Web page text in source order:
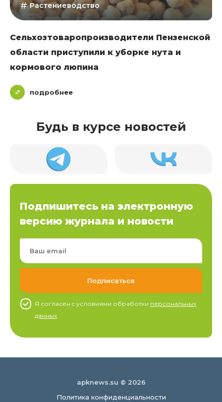
Растениеводство
Сельхозтоваропроизводители Пензенской
области приступили к уборке нута и
кормового люпина
подробнее
Будь в курсе новостей
Подпишитесь на электронную
версию журнала и новости
Я согласен c условиями обработки персональных
данных
apknews.su © 2026
Политика конфиденциальности